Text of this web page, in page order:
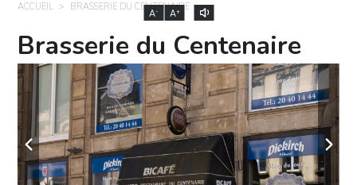
ACCUEIL BRASSERIE DU CENTENAIRE
A- A+
Brasserie du Centenaire